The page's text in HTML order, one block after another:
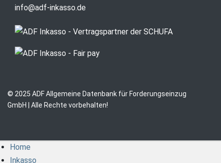
info@adf-inkasso.de
© 2025 ADF Allgemeine Datenbank für Forderungseinzug
GmbH | Alle Rechte vorbehalten!
Home
Inkasso